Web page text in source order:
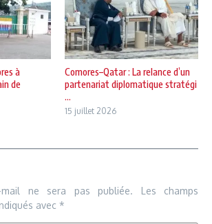
à
de
Comores–Qatar : La relance d’un
partenariat diplomatique stratégi
...
15 juillet 2026
ne sera pas publiée.
Les champs
avec *